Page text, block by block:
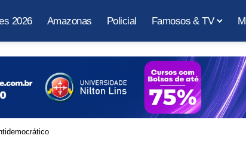
2026 Amazonas Policial Famosos & TV